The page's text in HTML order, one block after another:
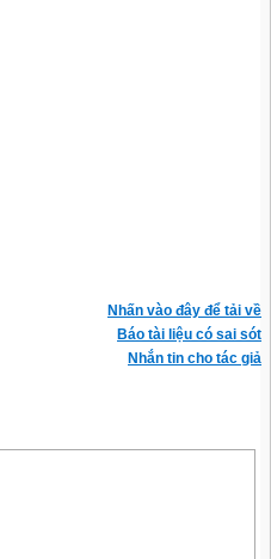
Nhấn vào đây để tải về
Báo tài liệu có sai sót
Nhắn tin cho tác giả